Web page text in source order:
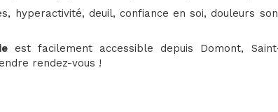
hyperactivité, deuil, confiance en soi, douleurs
est facilement accessible depuis Domont,
rendez-vous !